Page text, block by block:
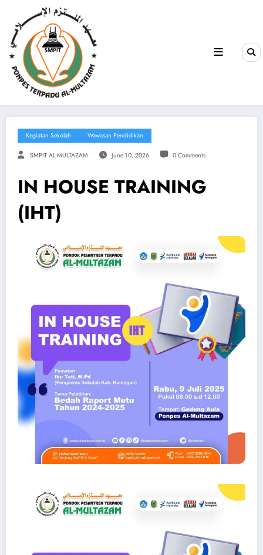
Kegiatan Sekolah Wawasan Pendidikan
SMPIT AL-MULTAZAM June 10, 2026 0 Comments
IN HOUSE TRAINING
(IHT)